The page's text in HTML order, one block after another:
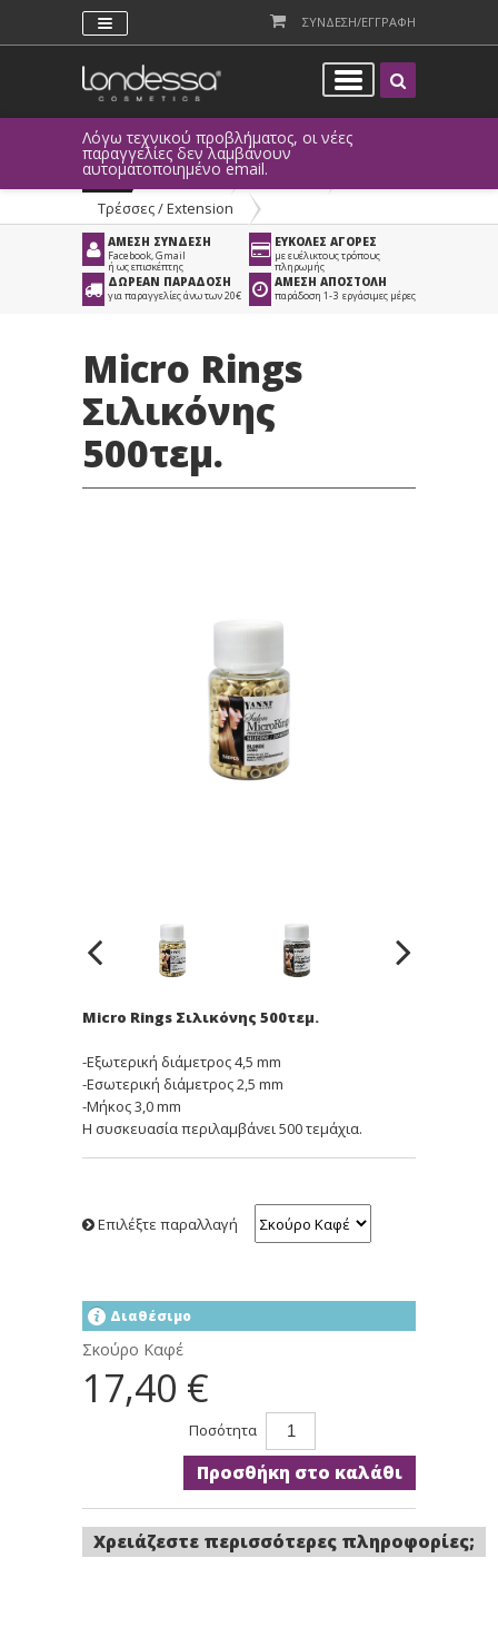
ΣΥΝΔΕΣΗ/ΕΓΓΡΑΦΗ
Λόγω τεχνικού προβλήματος, οι νέες
παραγγελίες δεν λαμβάνουν
αυτοματοποιημένο email.
Προϊόντα > Μαλλιά
Τρέσσες / Extension
ΑΜΕΣΗ ΣΥΝΔΕΣΗ
Facebook, Gmail
ή ως επισκέπτης
ΕΥΚΟΛΕΣ ΑΓΟΡΕΣ
με ευέλικτους τρόπους
πληρωμής
ΔΩΡΕΑΝ ΠΑΡΑΔΟΣΗ
για παραγγελίες άνω των 20€
ΑΜΕΣΗ ΑΠΟΣΤΟΛΗ
παράδοση 1-3 εργάσιμες μέρες
Micro Rings
Σιλικόνης
500τεμ.
Micro Rings Σιλικόνης 500τεμ.
-Εξωτερική διάμετρος 4,5 mm
-Εσωτερική διάμετρος 2,5 mm
-Μήκος 3,0 mm
Η συσκευασία περιλαμβάνει 500 τεμάχια.
Επιλέξτε παραλλαγή
Διαθέσιμο
Σκούρο Καφέ
17,40 €
Ποσότητα
Προσθήκη στο καλάθι
Χρειάζεστε περισσότερες πληροφορίες;